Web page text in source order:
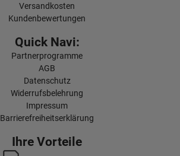
Versandkosten
Kundenbewertungen
Quick Navi:
Partnerprogramme
AGB
Datenschutz
Widerrufsbelehrung
Impressum
Barrierefreiheitserklärung
Ihre Vorteile